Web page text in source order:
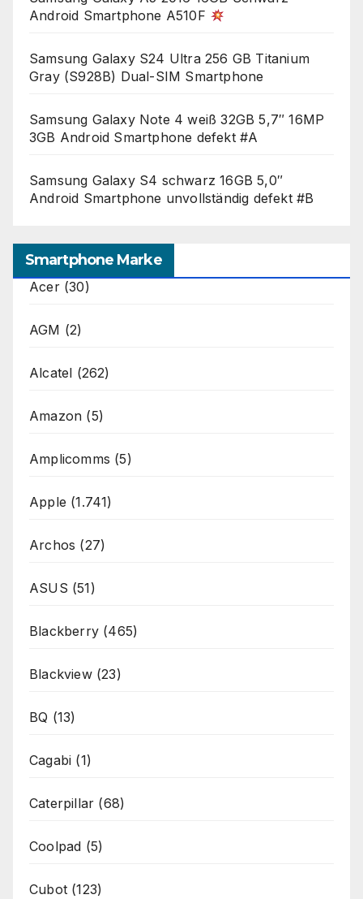
Android Smartphone A510F
Samsung Galaxy S24 Ultra 256 GB Titanium
Gray (S928B) Dual-SIM Smartphone
Samsung Galaxy Note 4 weiß 32GB 5,7″ 16MP
3GB Android Smartphone defekt #A
Samsung Galaxy S4 schwarz 16GB 5,0″
Android Smartphone unvollständig defekt #B
Smartphone Marke
Acer(30)
AGM (2)
Alcatel (262)
Amazon (5)
Amplicomms (5)
Apple (1.741)
Archos (27)
ASUS (51)
Blackberry (465)
Blackview(23)
BQ (13)
Cagabi (1)
Caterpillar (68)
Coolpad (5)
Cubot (123)